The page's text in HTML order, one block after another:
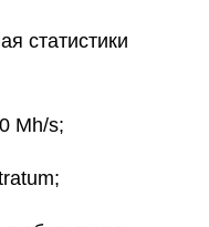
статистики
Mh/s;